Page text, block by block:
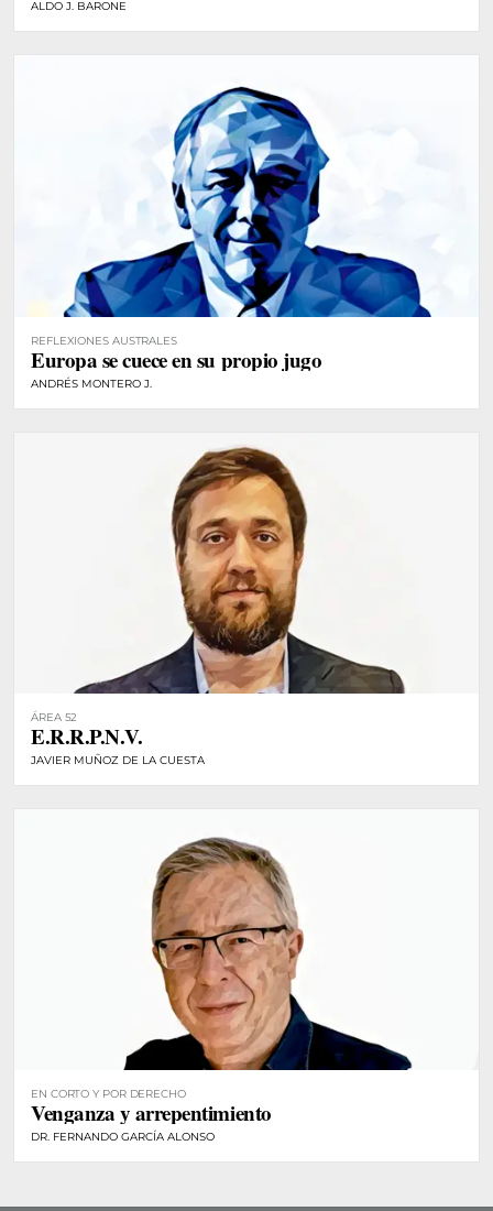
ALDO J. BARONE
REFLEXIONES AUSTRALES
Europa se cuece en su propio jugo
ANDRÉS MONTERO J.
ÁREA 52
E.R.R.P.N.V.
JAVIER MUÑOZ DE LA CUESTA
EN CORTO Y POR DERECHO
Venganza y arrepentimiento
DR. FERNANDO GARCÍA ALONSO